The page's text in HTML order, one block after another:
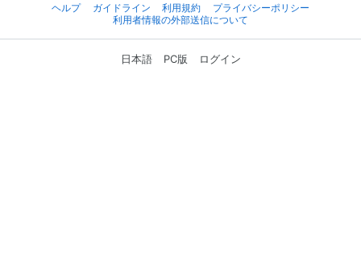
ヘルプ
ガイドライン 利用規約
プライバシーポリシー
利用者情報の外部送信について
日本語 PC版 ログイン